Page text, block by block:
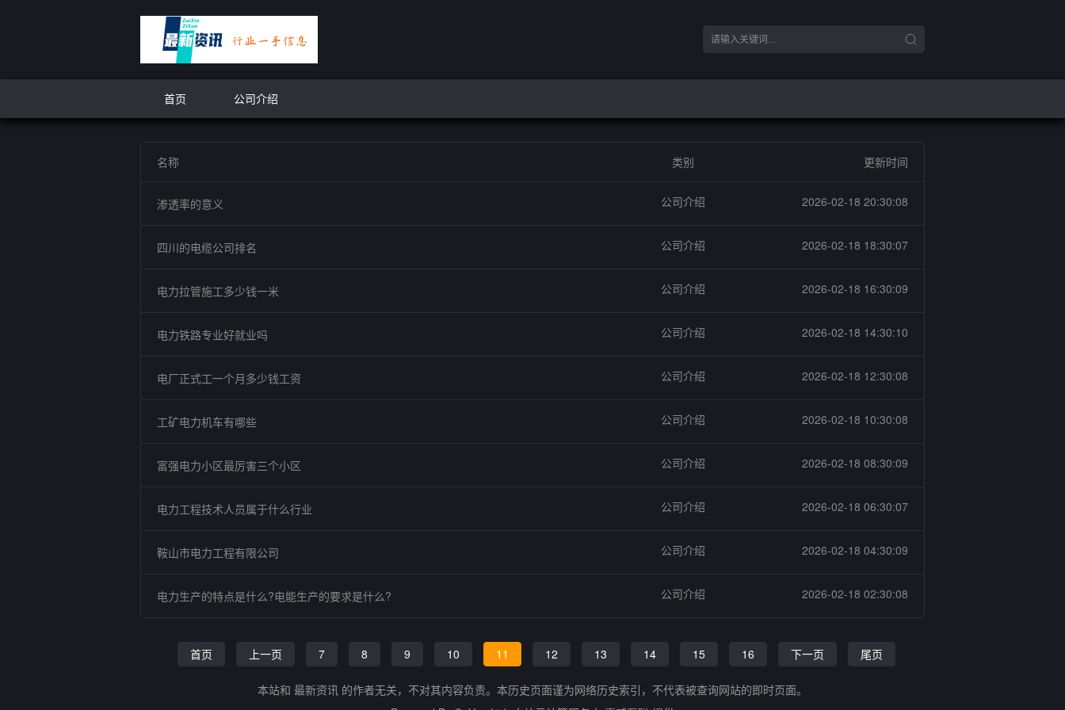
首页 公司介绍
名称 类别 更新时间
渗透率的意义 公司介绍 2026-02-18 20:30:08
四川的电缆公司排名 公司介绍 2026-02-18 18:30:07
电力拉管施工多少钱一米 公司介绍 2026-02-18 16:30:09
电力铁路专业好就业吗 公司介绍 2026-02-18 14:30:10
电厂正式工一个月多少钱工资 公司介绍 2026-02-18 12:30:08
工矿电力机车有哪些 公司介绍 2026-02-18 10:30:08
富强电力小区最厉害三个小区 公司介绍 2026-02-18 08:30:09
电力工程技术人员属于什么行业 公司介绍 2026-02-18 06:30:07
鞍山市电力工程有限公司 公司介绍 2026-02-18 04:30:09
电力生产的特点是什么?电能生产的要求是什么? 公司介绍 2026-02-18 02:30:08
首页 上一页 7 8 9 10 11 12 13 14 15 16 下一页 尾页
本站和 最新资讯 的作者无关，不对其内容负责。本历史页面谨为网络历史索引，不代表被查询网站的即时页面。